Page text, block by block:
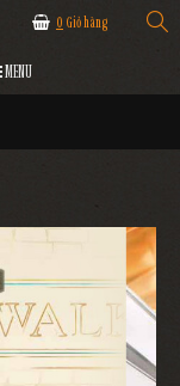
0 Giỏ hàng
MENU